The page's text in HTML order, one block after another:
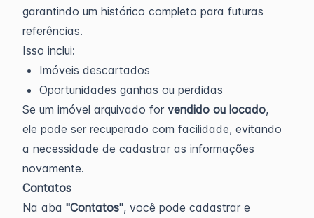
garantindo um histórico completo para futuras
referências.
Isso inclui:
Imóveis descartados
Oportunidades ganhas ou perdidas
Se um imóvel arquivado for vendido ou locado,
ele pode ser recuperado com facilidade, evitando
a necessidade de cadastrar as informações
novamente.
Contatos
Na aba "Contatos", você pode cadastrar e